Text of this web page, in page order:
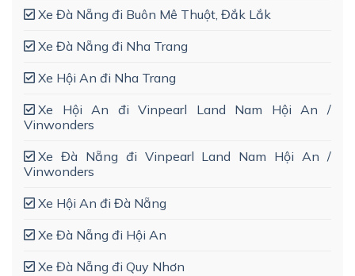
Xe Đà Nẵng đi Buôn Mê Thuột, Đắk Lắk
Xe Đà Nẵng đi Nha Trang
Xe Hội An đi Nha Trang
Xe Hội An đi Vinpearl Land Nam Hội An /
Vinwonders
Xe Đà Nẵng đi Vinpearl Land Nam Hội An /
Vinwonders
Xe Hội An đi Đà Nẵng
Xe Đà Nẵng đi Hội An
Xe Đà Nẵng đi Quy Nhơn